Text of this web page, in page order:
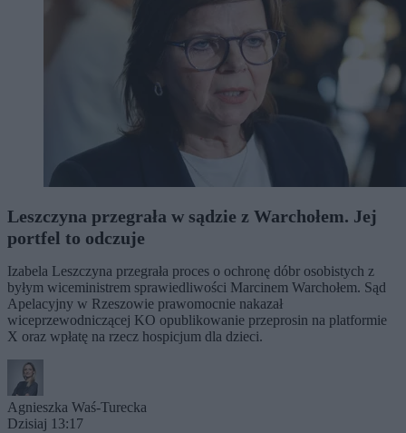
Leszczyna przegrała w sądzie z Warchołem. Jej
portfel to odczuje
Izabela Leszczyna przegrała proces o ochronę dóbr osobistych z
byłym wiceministrem sprawiedliwości Marcinem Warchołem. Sąd
Apelacyjny w Rzeszowie prawomocnie nakazał
wiceprzewodniczącej KO opublikowanie przeprosin na platformie
X oraz wpłatę na rzecz hospicjum dla dzieci.
Agnieszka Waś-Turecka
Dzisiaj 13:17